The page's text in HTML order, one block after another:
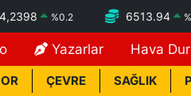
%0.2 6513.94 %
Yazarlar Hava
ÇEVRE SAĞLIK